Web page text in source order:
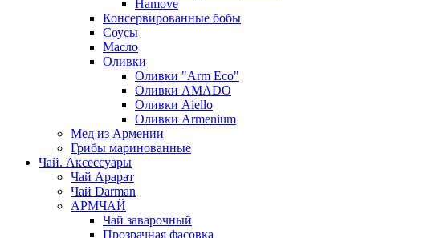
Hamove
Консервированные бобы
Соусы
Масло
Оливки
Оливки "Arm Eco"
Оливки AMADO
Оливки Aiello
Оливки Armenium
Мед из Армении
Грибы маринованные
Чай. Аксессуары
Чай Арарат
Чай Darman
АРМЧАЙ
Чай заварочный
Прозрачная фасовка